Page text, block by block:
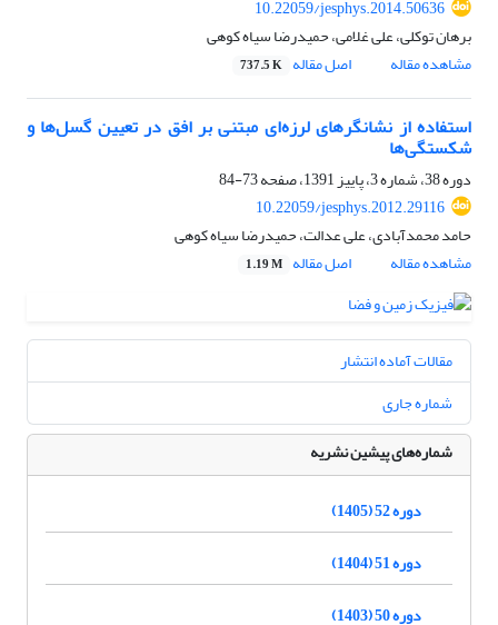
10.22059/jesphys.2014.50636
برهان توکلی، علی غلامی، حمیدرضا سیاه کوهی
مشاهده مقاله
اصل مقاله 737.5 K
استفاده از نشانگر‌‌های لرزه‌‌ای مبتنی بر افق در تعیین گسل‌‌ها و
شکستگی‌‌ها
دوره 38، شماره 3، پاییز 1391، صفحه
73-84
10.22059/jesphys.2012.29116
حامد محمدآبادی، علی عدالت، حمیدرضا سیاه کوهی
مشاهده مقاله
اصل مقاله 1.19 M
مقالات آماده انتشار
شماره جاری
شماره‌های پیشین نشریه
دوره 52 (1405)
دوره 51 (1404)
دوره 50 (1403)